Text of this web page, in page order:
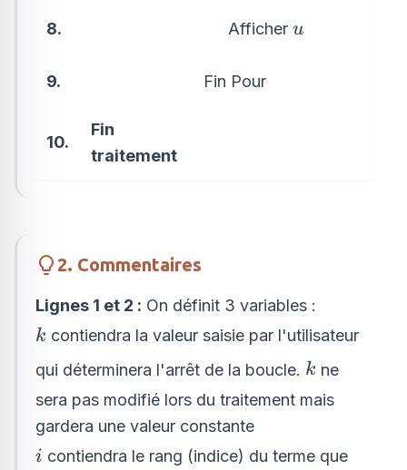
8. \quad
Afficher u
u
9. Fin Pour
10.
Fin
traitement
2. Commentaires
Lignes 1 et 2 : On définit 3 variables :
k
k contiendra la valeur saisie par l'utilisateur
qui déterminera l'arrêt de la boucle. k
k ne
sera pas modifié lors du traitement mais
gardera une valeur constante
i
i contiendra le rang (indice) du terme que